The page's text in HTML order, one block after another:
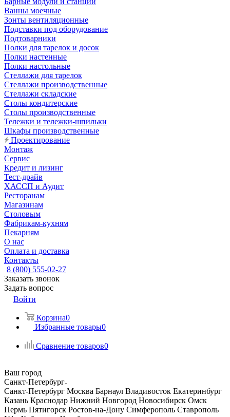
Ванны моечные
Зонты вентиляционные
Подставки под оборудование
Подтоварники
Полки для тарелок и досок
Полки настенные
Полки настольные
Стеллажи для тарелок
Стеллажи производственные
Стеллажи складские
Столы кондитерские
Столы производственные
Тележки и тележки-шпильки
Шкафы производственные
Проектирование
Монтаж
Сервис
Кредит и лизинг
Тест-драйв
ХАССП и Аудит
Ресторанам
Магазинам
Столовым
Фабрикам-кухням
Пекарням
О нас
Оплата и доставка
Контакты
8 (800) 555-02-27
Заказать звонок
Задать вопрос
Войти
Корзина0
Избранные товары0
Сравнение товаров0
Ваш город
Санкт-Петербург
Санкт-Петербург Москва Барнаул Владивосток Екатеринбург
Казань Краснодар Нижний Новгород Новосибирск Омск
Пермь Пятигорск Ростов-на-Дону Симферополь Ставрополь